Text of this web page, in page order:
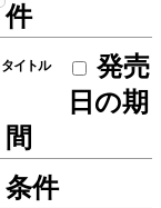
件
タイトル
発売
日の期
間
条件